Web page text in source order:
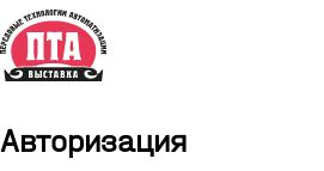
Авторизация